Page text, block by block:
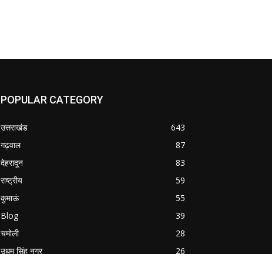
POPULAR CATEGORY
उत्तराखंड
643
गढ़वाल
87
देहरादून
83
राष्ट्रीय
59
कुमाऊं
55
Blog
39
चमोली
28
उधम सिंह नगर
26